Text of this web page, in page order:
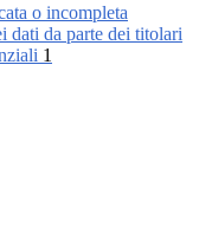
o incompleta
dati da parte dei titolari
1